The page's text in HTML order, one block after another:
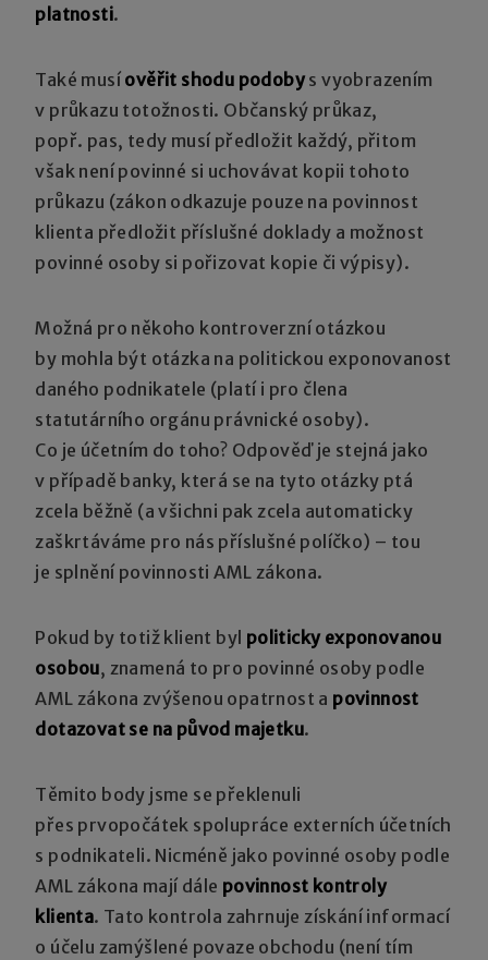
platnosti.
Také musí ověřit shodu podobys vyobrazením
v průkazu totožnosti. Občanský průkaz,
popř. pas, tedy musí předložit každý, přitom
však není povinné si uchovávat kopii tohoto
průkazu (zákon odkazuje pouze na povinnost
klienta předložit příslušné doklady a možnost
povinné osoby si pořizovat kopie či výpisy).
Možná pro někoho kontroverzní otázkou
by mohla být otázka na politickou exponovanost
daného podnikatele (platí i pro člena
statutárního orgánu právnické osoby).
Co je účetním do toho? Odpověď je stejná jako
v případě banky, která se na tyto otázky ptá
zcela běžně (a všichni pak zcela automaticky
zaškrtáváme pro nás příslušné políčko) – tou
je splnění povinnosti AML zákona.
Pokud by totiž klient byl politicky exponovanou
osobou, znamená to pro povinné osoby podle
AML zákona zvýšenou opatrnost a povinnost
dotazovat se na původ majetku.
Těmito body jsme se překlenuli
přes prvopočátek spolupráce externích účetních
s podnikateli. Nicméně jako povinné osoby podle
AML zákona mají dále povinnost kontroly
klienta. Tato kontrola zahrnuje získání informací
o účelu zamýšlené povaze obchodu (není tím